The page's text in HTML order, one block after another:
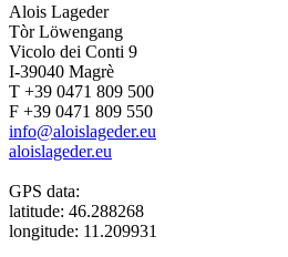
Alois Lageder
Tòr Löwengang
Vicolo dei Conti 9
I-39040 Magrè
T +39 0471 809 500
F +39 0471 809 550
info@aloislageder.eu
aloislageder.eu
GPS data:
latitude: 46.288268
longitude: 11.209931